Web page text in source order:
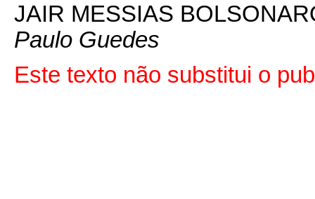
JAIR MESSIAS
Paulo Guedes
Este texto não substitui o